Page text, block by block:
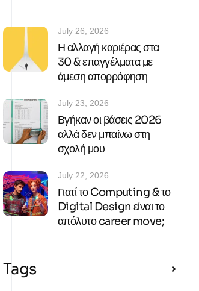
Η αλλαγή καριέρας στα
30 & επαγγέλματα με
άμεση απορρόφηση
July 26, 2026
Βγήκαν οι βάσεις 2026
αλλά δεν μπαίνω στη
σχολή μου
July 23, 2026
Γιατί το Computing & το
Digital Design είναι το
απόλυτο career move;
July 22, 2026
Tags